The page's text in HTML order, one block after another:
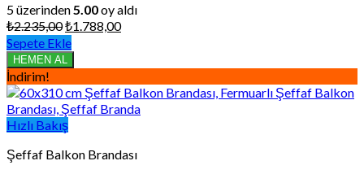
5 üzerinden 5.00oy aldı
₺2.235,00Orijinal
fiyat:
₺2.235,00.
₺1.788,00Şu
₺1.788,00.
Sepete Ekle
HEMEN AL
İndirim!
Hızlı Bakış
Şeffaf Balkon Brandası